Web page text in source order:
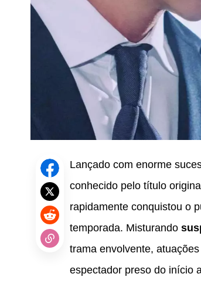
Lançado com enorme
conhecido pelo título original
rapidamente conquistou o
temporada. Misturando
trama envolvente,
espectador preso do início